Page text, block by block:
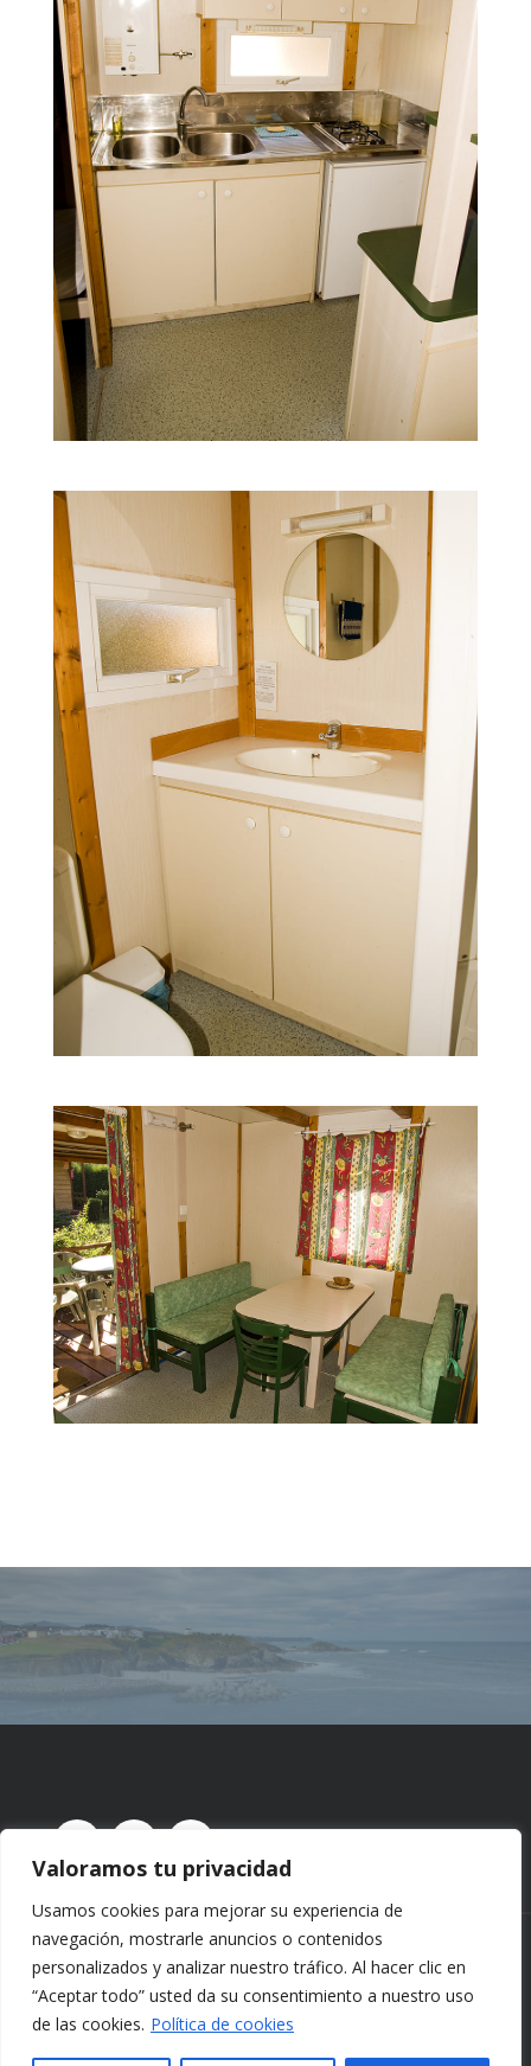
Valoramos tu privacidad
Usamos cookies para mejorar su experiencia de
navegación, mostrarle anuncios o contenidos
personalizados y analizar nuestro tráfico. Al hacer clic en
“Aceptar todo” usted da su consentimiento a nuestro uso
de las cookies. Política de cookies
CREADO CON ❤️ POREOSYSTEM|AVISO LEGAL
POLÍTICA DE PRIVACIDAD|POLÍTICA DE COOKIES |
DECLARACIÓN DEACCESIBILIDAD